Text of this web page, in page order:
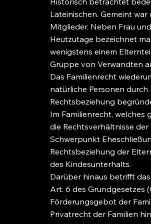
Lateinischen. Gemeint
Mitglieder. Neben Frau
Heutzutage bezeichnet
wenigstens einem
Gruppe von Verwandten
Das Familienrecht
natürliche Personen
Rechtsbeziehung
Im Familienrecht, welches
die Rechtsverhältnisse
Schwerpunkt
Rechtsbeziehung der
des Kindesunterhalts.
Darüber hinaus betrifft
Art. 6 des Grundgesetzes
Förderungsgebot der
Privatrecht der Familien